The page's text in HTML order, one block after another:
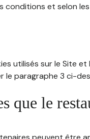
et selon
utilisés sur le Site
le paragraphe 3 ci-
que le